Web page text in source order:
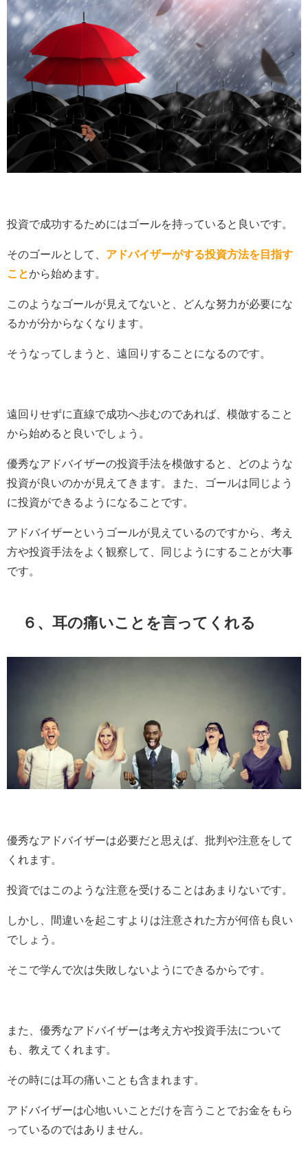
投資で成功するためにはゴールを持っていると良いです。
そのゴールとして、 アドバイザーがする投資方法を目指す
ことから始めます。
このようなゴールが見えてないと、どんな努力が必要にな
るかが分からなくなります。
そうなってしまうと、遠回りすることになるのです。
遠回りせずに直線で成功へ歩むのであれば、模倣すること
から始めると良いでしょう。
優秀なアドバイザーの投資手法を模倣すると、どのような
投資が良いのかが見えてきます。また、ゴールは同じよう
に投資ができるようになることです。
アドバイザーというゴールが見えているのですから、考え
方や投資手法をよく観察して、同じようにすることが大事
です。
６、耳の痛いことを言ってくれる
優秀なアドバイザーは必要だと思えば、批判や注意をして
くれます。
投資ではこのような注意を受けることはあまりないです。
しかし、間違いを起こすよりは注意された方が何倍も良い
でしょう。
そこで学んで次は失敗しないようにできるからです。
また、優秀なアドバイザーは考え方や投資手法について
も、教えてくれます。
その時には耳の痛いことも含まれます。
アドバイザーは心地いいことだけを言うことでお金をもら
っているのではありません。